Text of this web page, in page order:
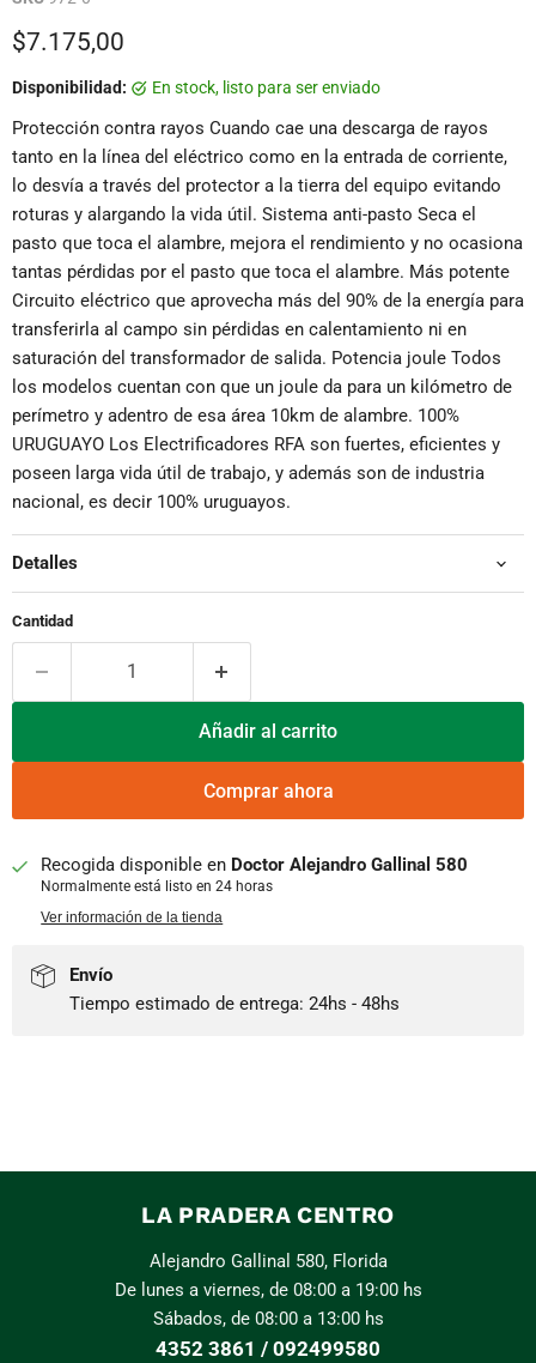
Precio actual
$7.175,00
Disponibilidad: en stock, listo para ser enviado
Protección contra rayos Cuando cae una descarga de rayos
tanto en la línea del eléctrico como en la entrada de corriente,
lo desvía a través del protector a la tierra del equipo evitando
roturas y alargando la vida útil. Sistema anti-pasto Seca el
pasto que toca el alambre, mejora el rendimiento y no ocasiona
tantas pérdidas por el pasto que toca el alambre. Más potente
Circuito eléctrico que aprovecha más del 90% de la energía para
transferirla al campo sin pérdidas en calentamiento ni en
saturación del transformador de salida. Potencia joule Todos
los modelos cuentan con que un joule da para un kilómetro de
perímetro y adentro de esa área 10km de alambre. 100%
URUGUAYO Los Electrificadores RFA son fuertes, eficientes y
poseen larga vida útil de trabajo, y además son de industria
nacional, es decir 100% uruguayos.
Detalles
Cantidad
Añadir al carrito
Comprar ahora
Recogida disponible en Doctor Alejandro Gallinal 580
Normalmente está listo en 24 horas
Ver información de la tienda
Envío
Tiempo estimado de entrega: 24hs - 48hs
LA PRADERA CENTRO
Alejandro Gallinal 580, Florida
De lunes a viernes, de 08:00 a 19:00 hs
Sábados, de 08:00 a 13:00 hs
4352 3861 / 092499580